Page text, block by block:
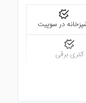
در سوپیت
کتری برقی